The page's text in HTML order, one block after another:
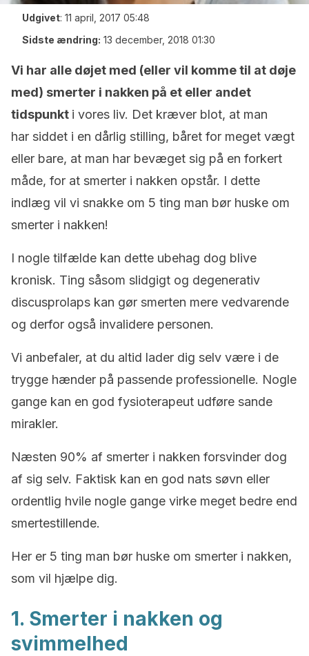
Udgivet: 11 april, 2017 05:48
Sidste ændring: 13 december, 2018 01:30
Vi har alle døjet med (eller vil komme til at døje
med) smerter i nakken på et eller andet
tidspunkt i vores liv. Det kræver blot, at man
har siddet i en dårlig stilling, båret for meget vægt
eller bare, at man har bevæget sig på en forkert
måde, for at smerter i nakken opstår. I dette
indlæg vil vi snakke om 5 ting man bør huske om
smerter i nakken!
I nogle tilfælde kan dette ubehag dog blive
kronisk. Ting såsom slidgigt og degenerativ
discusprolaps kan gør smerten mere vedvarende
og derfor også invalidere personen.
Vi anbefaler, at du altid lader dig selv være i de
trygge hænder på passende professionelle. Nogle
gange kan en god fysioterapeut udføre sande
mirakler.
Næsten 90% af smerter i nakken forsvinder dog
af sig selv. Faktisk kan en god nats søvn eller
ordentlig hvile nogle gange virke meget bedre end
smertestillende.
Her er 5 ting man bør huske om smerter i nakken,
som vil hjælpe dig.
1. Smerter i nakken og
svimmelhed